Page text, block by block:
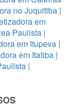
no Juquitiba|
em
Paulista |
em Itupeva|
em Itatiba|
|